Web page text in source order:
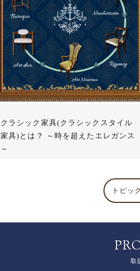
クラシック家具(クラシックスタイル
家具)とは？ ～時を超えたエレガンス
～
トピッ
取